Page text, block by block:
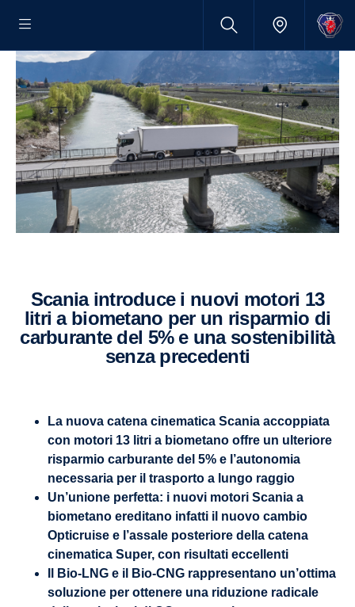
Scania introduce i nuovi motori 13
litri a biometano per un risparmio di
carburante del 5% e una sostenibilità
senza precedenti
La nuova catena cinematica Scania accoppiata
con motori 13 litri a biometano offre un ulteriore
risparmio carburante del 5% e l’autonomia
necessaria per il trasporto a lungo raggio
Un’unione perfetta: i nuovi motori Scania a
biometano ereditano infatti il nuovo cambio
Opticruise e l’assale posteriore della catena
cinematica Super, con risultati eccellenti
Il Bio-LNG e il Bio-CNG rappresentano un’ottima
soluzione per ottenere una riduzione radicale